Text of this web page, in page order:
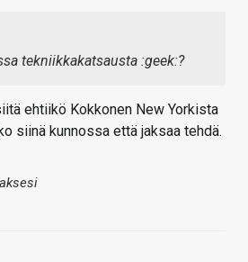
tekniikkakatsausta :geek:?
ehtiikö Kokkonen New Yorkista
siinä kunnossa että jaksaa tehdä.